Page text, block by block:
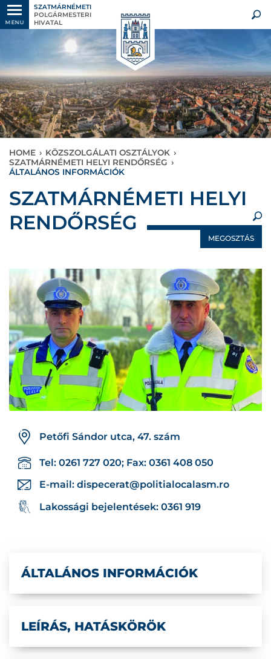
MENU
SZATMÁRNÉMETI
POLGÁRMESTERI
HIVATAL
HOME › KÖZSZOLGÁLATI OSZTÁLYOK ›
SZATMÁRNÉMETI HELYI RENDŐRSÉG ›
ÁLTALÁNOS INFORMÁCIÓK
SZATMÁRNÉMETI HELYI
RENDŐRSÉG
MEGOSZTÁS
Petőfi Sándor utca, 47. szám
Tel: 0261 727 020; Fax: 0361 408 050
E-mail: dispecerat@politialocalasm.ro
Lakossági bejelentések: 0361 919
ÁLTALÁNOS INFORMÁCIÓK
LEÍRÁS, HATÁSKÖRÖK